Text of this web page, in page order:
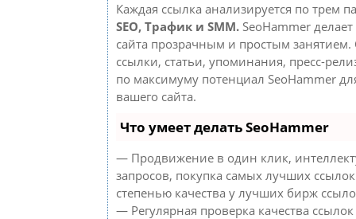
Каждая ссылка анализируется по трем
SEO, Трафик и SMM. SeoHammer
сайта прозрачным и простым
ссылки, статьи, упоминания, пресс-
по максимуму потенциал SeoHammer
вашего сайта.
Что умеет делать SeoHammer
— Продвижение в один клик,
запросов, покупка самых лучших
степенью качества у лучших бирж
— Регулярная проверка качества